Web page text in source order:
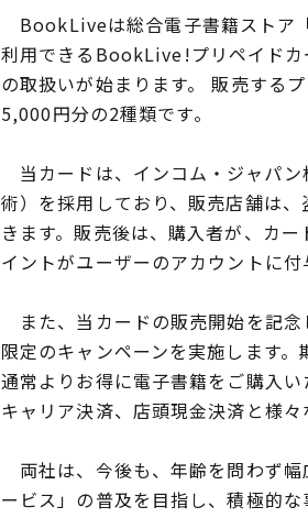
BookLiveは総合電子書籍スト
利用できるBookLive!プリペイドカ
の取扱いが始まります。 販売する
5,000円分の2種類です。
当カードは、インコム・ジャパ
術）を採用しており、販売店舗は
きます。販売後は、購入者が、カ
イントがユーザーのアカウントに付
また、当カードの販売開始を記
限定のキャンペーンを実施します
通常よりお得に電子書籍をご購入
キャリア決済、店頭現金決済と様々
両社は、今後も、年齢を問わず
ービス」の普及を目指し、積極的な